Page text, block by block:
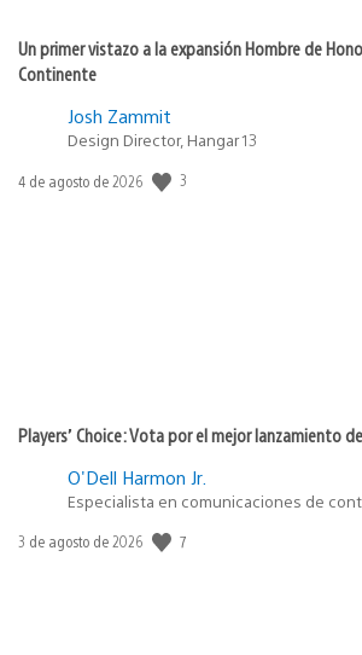
Un primer vistazo a la expansión Hombre de
Continente
Josh Zammit
Design Director, Hangar 13
Fecha
4 de agosto de 2026 3
Players’ Choice: Vota por el mejor lanzamiento
O'Dell Harmon Jr.
Especialista en comunicaciones de
Fecha
3 de agosto de 2026 7